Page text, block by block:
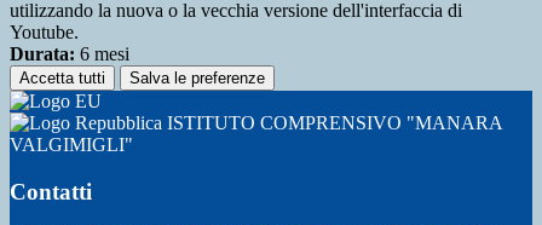
utilizzando la nuova o la vecchia versione dell'interfaccia di
Youtube.
Durata: 6 mesi
Accetta tutti Salva le preferenze
ISTITUTO COMPRENSIVO "MANARA
VALGIMIGLI"
Contatti